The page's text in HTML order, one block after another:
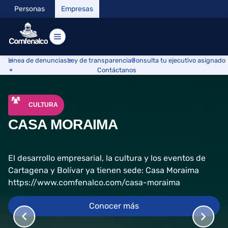
Personas Empresas
Linea de denunciasLey de transparenciaConsulta tu ejecutivo asignado
Contáctanos
CULTURA
CASA MORAIMA
El desarrollo empresarial, la cultura y los eventos de
Cartagena y Bolívar ya tienen sede: Casa Moraima
https://www.comfenalco.com/casa-moraima
Conocer más
COMFENALCO RECIBE DOBLE RECONOCIMIENTO DE